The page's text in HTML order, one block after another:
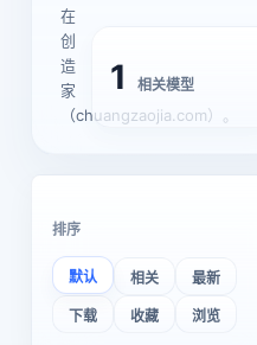
在
创
造
家
（chuangzaojia.com）。
1 相关模型
排序
默认 相关 最新
下载 收藏 浏览